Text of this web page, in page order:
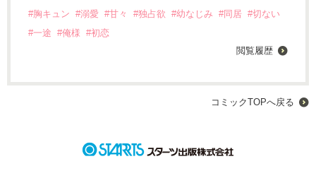
#胸キュン #溺愛 #甘々 #独占欲 #幼なじみ #同居 #切ない
#一途 #俺様 #初恋
閲覧履歴
コミックTOPへ戻る